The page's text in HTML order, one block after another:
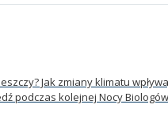
Jak zmiany klimatu
podczas kolejnej Nocy